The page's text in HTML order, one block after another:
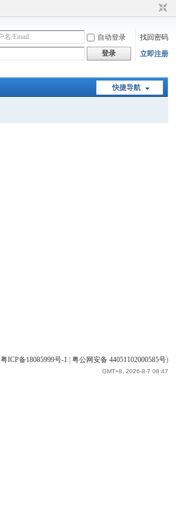
自动登录
找回密码
登录 立即注册
快捷导航
粤ICP备18085999号-1 粤公网安备 44051102000585号)
GMT+8, 2026-8-7 08:47